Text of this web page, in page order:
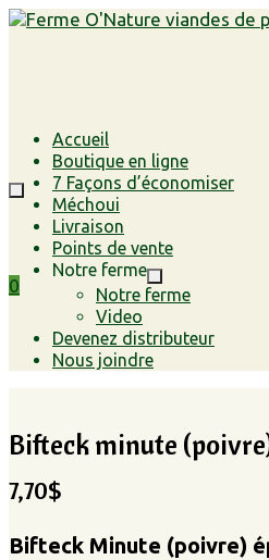
0
Accueil
Boutique en ligne
7 Façons d’économiser
Méchoui
Livraison
Points de vente
Notre ferme
Notre ferme
Video
Devenez distributeur
Nous joindre
Bifteck minute
7,70$
Bifteck Minute (poivre)